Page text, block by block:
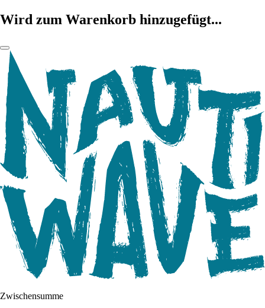
Wird zum Warenkorb hinzugefügt...
Zwischensumme